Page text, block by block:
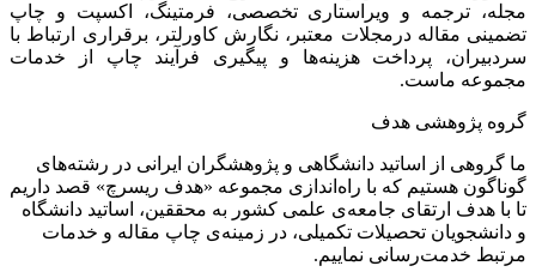
مجله، ترجمه و ویراستاری تخصصی، فرمتینگ، اکسپت و چاپ
تضمینی مقاله درمجلات معتبر، نگارش کاورلتر، برقراری ارتباط با
سردبیران، پرداخت هزینه‌ها و پیگیری فرآیند چاپ از خدمات
مجموعه ماست.
گروه پژوهشی هدف
ما گروهی از اساتید دانشگاهی و پژوهشگران ایرانی در رشته‌های
گوناگون هستیم که با راه‌اندازی مجموعه «هدف ریسرچ» قصد داریم
تا با هدف ارتقای جامعه‌ی علمی کشور به محققین، اساتید دانشگاه
و دانشجویان تحصیلات تکمیلی، در زمینه‌ی چاپ مقاله و خدمات
مرتبط خدمت‌رسانی نماییم.